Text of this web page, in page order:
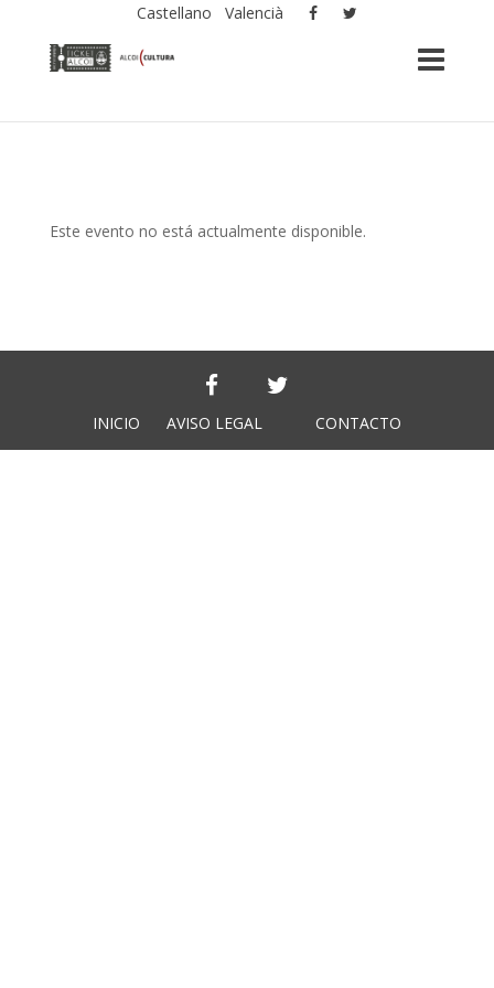
Castellano Valencià
Este evento no está actualmente disponible.
INICIO AVISO LEGAL CONTACTO